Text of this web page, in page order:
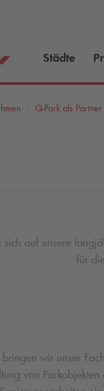
Städte
Q-Park als Partner
sich auf unsere
für
wir unser
von